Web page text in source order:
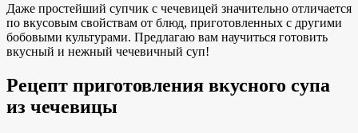
Даже простейший супчик с чечевицей значительно отличается
по вкусовым свойствам от блюд, приготовленных с другими
бобовыми культурами. Предлагаю вам научиться готовить
вкусный и нежный чечевичный суп!
Рецепт приготовления вкусного супа
из чечевицы